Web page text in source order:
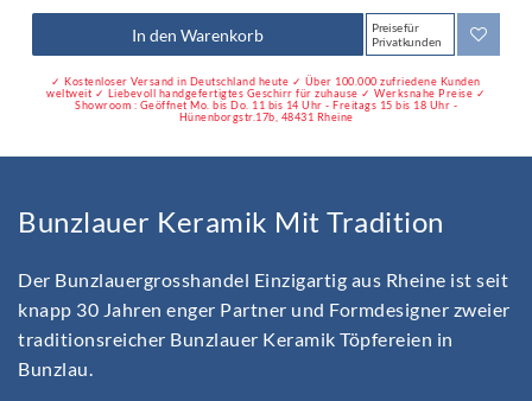
In den Warenkorb
Preise für
Privatkunden
✓ Kostenloser Versand in Deutschland heute ✓ Über 100.000 zufriedene Kunden
weltweit ✓ Liebevoll handgefertigtes Geschirr für zuhause ✓ Werksnahe Preise ✓
Showroom : Geöffnet Mo. bis Do. 11 bis 14 Uhr - Freitags 15 bis 18 Uhr -
Hünenborgstr.17b, 48431 Rheine
Bunzlauer Keramik Mit Tradition
Der Bunzlauergrosshandel Einzigartig aus Rheine ist seit
knapp 30 Jahren enger Partner und Formdesigner zweier
traditionsreicher Bunzlauer Keramik Töpfereien in
Bunzlau.